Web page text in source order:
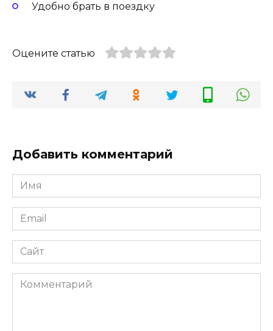
Удобно брать в поездку
Оцените статью
Добавить комментарий
Имя
Email
Сайт
Комментарий